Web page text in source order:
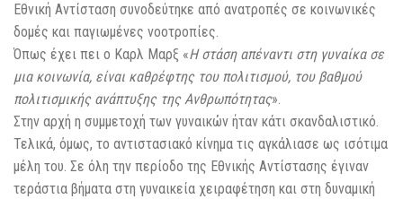
Εθνική Αντίσταση συνοδεύτηκε από ανατροπές σε κοινωνικές
δομές και παγιωμένες νοοτροπίες.
Όπως έχει πει ο Καρλ Μαρξ «Η στάση απέναντι στη γυναίκα σε
μια κοινωνία, είναι καθρέφτης του πολιτισμού, του βαθμού
πολιτισμικής ανάπτυξης της Ανθρωπότητας».
Στην αρχή η συμμετοχή των γυναικών ήταν κάτι σκανδαλιστικό.
Τελικά, όμως, το αντιστασιακό κίνημα τις αγκάλιασε ως ισότιμα
μέλη του. Σε όλη την περίοδο της Εθνικής Αντίστασης έγιναν
τεράστια βήματα στη γυναικεία χειραφέτηση και στη δυναμική